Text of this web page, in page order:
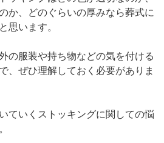
か、どのぐらいの厚みなら葬式に
思います。
の服装や持ち物などの気を付ける
、ぜひ理解しておく必要がありま
ていくストッキングに関しての悩